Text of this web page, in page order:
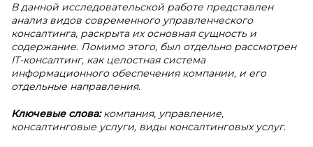
В данной исследовательской работе представлен
анализ видов современного управленческого
консалтинга, раскрыта их основная сущность и
содержание. Помимо этого, был отдельно рассмотрен
IT-консалтинг, как целостная система
информационного обеспечения компании, и его
отдельные направления.
Ключевые слова:компания, управление,
консалтинговые услуги, виды консалтинговых услуг.